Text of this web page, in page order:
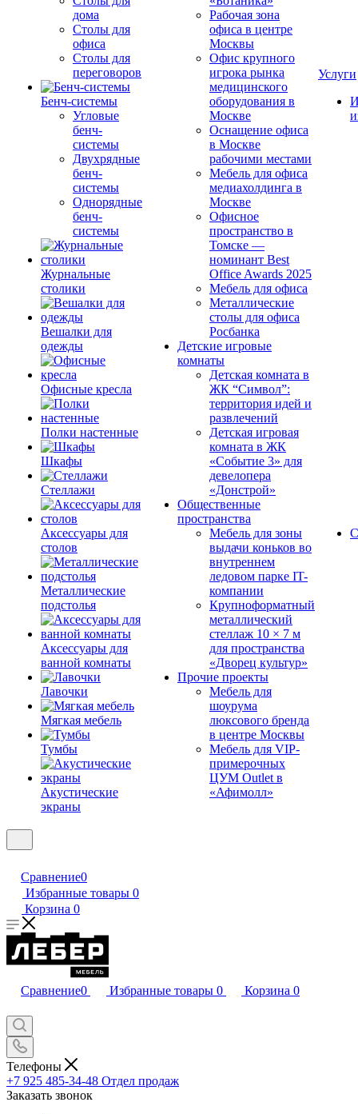
дома
Столы для
офиса
Столы для
переговоров
Бенч-системы
Угловые
бенч-
системы
Двухрядные
бенч-
системы
Однорядные
бенч-
системы
Журнальные
столики
Вешалки для
одежды
Офисные кресла
Полки настенные
Шкафы
Стеллажи
Аксессуары для
столов
Металлические
подстолья
Аксессуары для
ванной комнаты
Лавочки
Мягкая мебель
Тумбы
Акустические
экраны
Рабочая зона
офиса в центре
Москвы
Офис крупного
игрока рынка
медицинского
оборудования в
Москве
Оснащение офиса
в Москве
рабочими местами
Мебель для офиса
медиахолдинга в
Москве
Офисное
пространство в
Томске —
номинант Best
Office Awards 2025
Мебель для офиса
Металлические
столы для офиса
Росбанка
Детские игровые
комнаты
Детская комната в
ЖК “Символ”:
территория идей и
развлечений
Детская игровая
комната в ЖК
«Событие 3» для
девелопера
«Донстрой»
Общественные
пространства
Мебель для зоны
выдачи коньков во
внутреннем
ледовом парке IT-
компании
Крупноформатный
металлический
стеллаж 10 × 7 м
для пространства
«Дворец культур»
Прочие проекты
Мебель для
шоурума
люксового бренда
в центре Москвы
Мебель для VIP-
примерочных
ЦУМ Outlet в
«Афимолл»
Услуги
Сравнение0
Избранные товары 0
Корзина 0
Сравнение0 Избранные товары 0 Корзина 0
Телефоны
+7 925 485-34-48 Отдел продаж
Заказать звонок